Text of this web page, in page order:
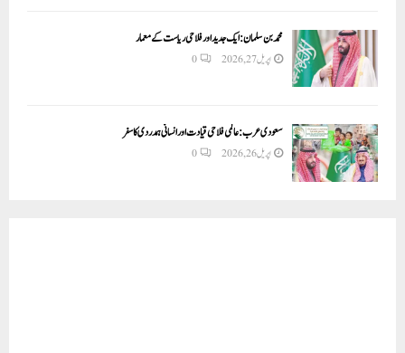
محمد بن سلمان: ایک جدید اور فلاحی ریاست کے معمار
اپریل 27, 2026 0
سعودی عرب: عالمی فلاحی قیادت اور انسانی ہمدردی کا سفر
اپریل 26, 2026 0